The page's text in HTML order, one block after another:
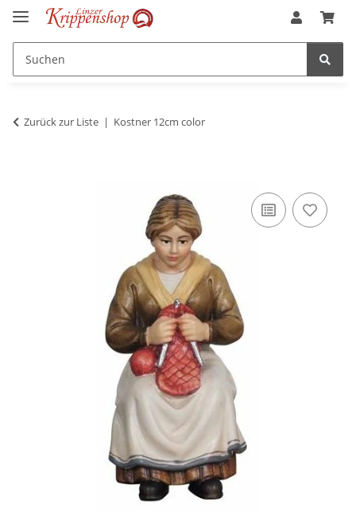
Zurück zur Liste Kostner 12cm color